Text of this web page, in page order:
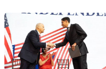
Ceuta